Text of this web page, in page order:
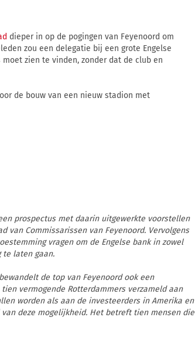
dieper in op de pogingen van Feyenoord om
zou een delegatie bij een grote Engelse
zien te vinden, zonder dat de club en
de bouw van een nieuw stadion met
prospectus met daarin uitgewerkte voorstellen
van Commissarissen van Feyenoord. Vervolgens
vragen om de Engelse bank in zowel
te laten gaan.
de top van Feyenoord ook een
vermogende Rotterdammers verzameld aan
worden als aan de investeerders in Amerika en
deze mogelijkheid. Het betreft tien mensen die